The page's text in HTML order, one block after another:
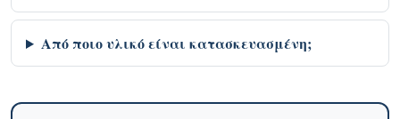
Από ποιο υλικό είναι κατασκευασμένη;